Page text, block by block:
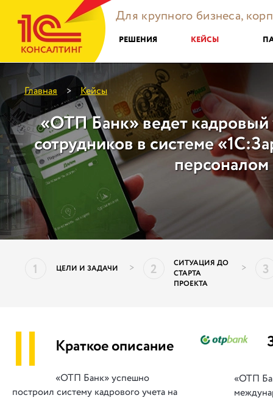
Для крупного бизнеса,
РЕШЕНИЯ КЕЙСЫ
Главная > Кейсы
«ОТП Банк» ведет кадровый
сотрудников в системе
1 ЦЕЛИ И ЗАДАЧИ > 2
СИТУАЦИЯ ДО
СТАРТА
ПРОЕКТА
> 3
|| Краткое описание
«ОТП Банк» ус­пеш­но
построил сис­те­му кад­ро­во­го уче­та на
«ОТП